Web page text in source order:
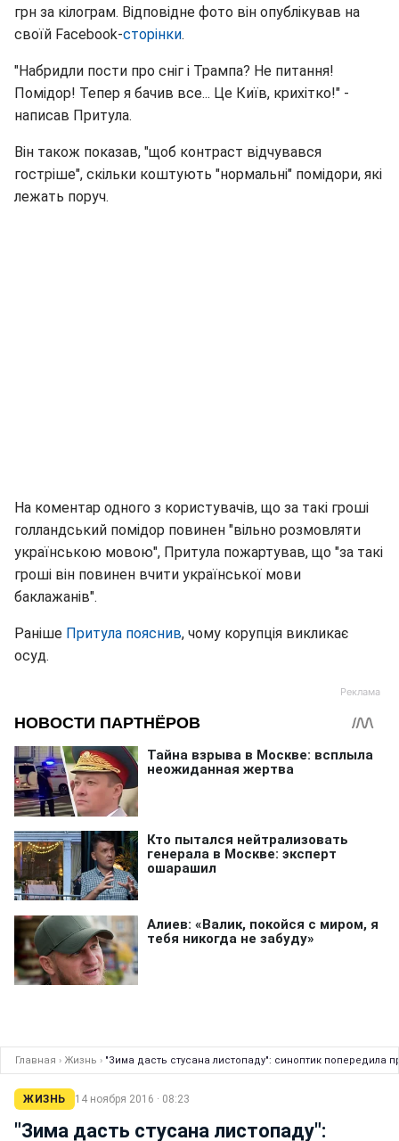
грн за кілограм. Відповідне фото він опублікував на
своїй Facebook-сторінки.
"Набридли пости про сніг і Трампа? Не питання!
Помідор! Тепер я бачив все... Це Київ, крихітко!" -
написав Притула.
Він також показав, "щоб контраст відчувався
гостріше", скільки коштують "нормальні" помідори, які
лежать поруч.
На коментар одного з користувачів, що за такі гроші
голландський помідор повинен "вільно розмовляти
українською мовою", Притула пожартував, що "за такі
гроші він повинен вчити української мови
баклажанів".
Раніше Притула пояснив, чому корупція викликає
осуд.
Главная › Жизнь › "Зима дасть стусана листопаду": синоптик попередила
ЖИЗНЬ 14 ноября 2016 · 08:23
"Зима дасть стусана листопаду":